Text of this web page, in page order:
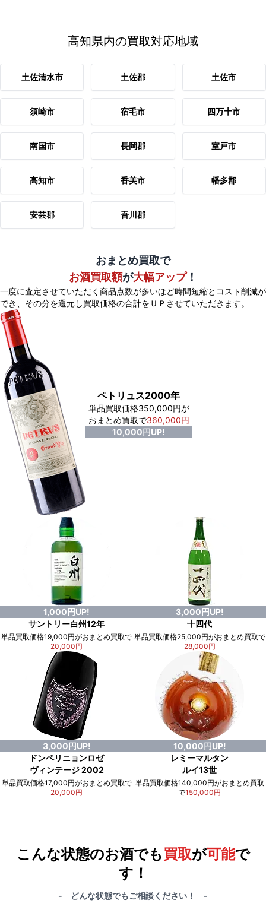
高知県内の買取対応地域
土佐清水市 土佐郡 土佐市
須崎市 宿毛市 四万十市
南国市 長岡郡 室戸市
高知市 香美市 幡多郡
安芸郡 吾川郡
おまとめ買取で
お酒買取額が大幅アップ！
一度に査定させていただく商品点数が多いほど時間短縮とコスト削減が
でき、 その分を還元し買取価格の合計をＵＰさせていただきます。
ペトリュス2000年
単品買取価格350,000円が
おまとめ買取で360,000円
10,000円UP!
1,000円UP!
サントリー白州12年
単品買取価格19,000円がおまとめ買取で
20,000円
3,000円UP!
十四代
単品買取価格25,000円がおまとめ買取で
28,000円
3,000円UP!
ドンペリニョンロゼ
ヴィンテージ 2002
単品買取価格17,000円がおまとめ買取で
20,000円
10,000円UP!
レミーマルタン
ルイ13世
単品買取価格140,000円がおまとめ買取
で150,000円
こんな状態のお酒でも買取が可能で
す！
- どんな状態でもご相談ください！ -